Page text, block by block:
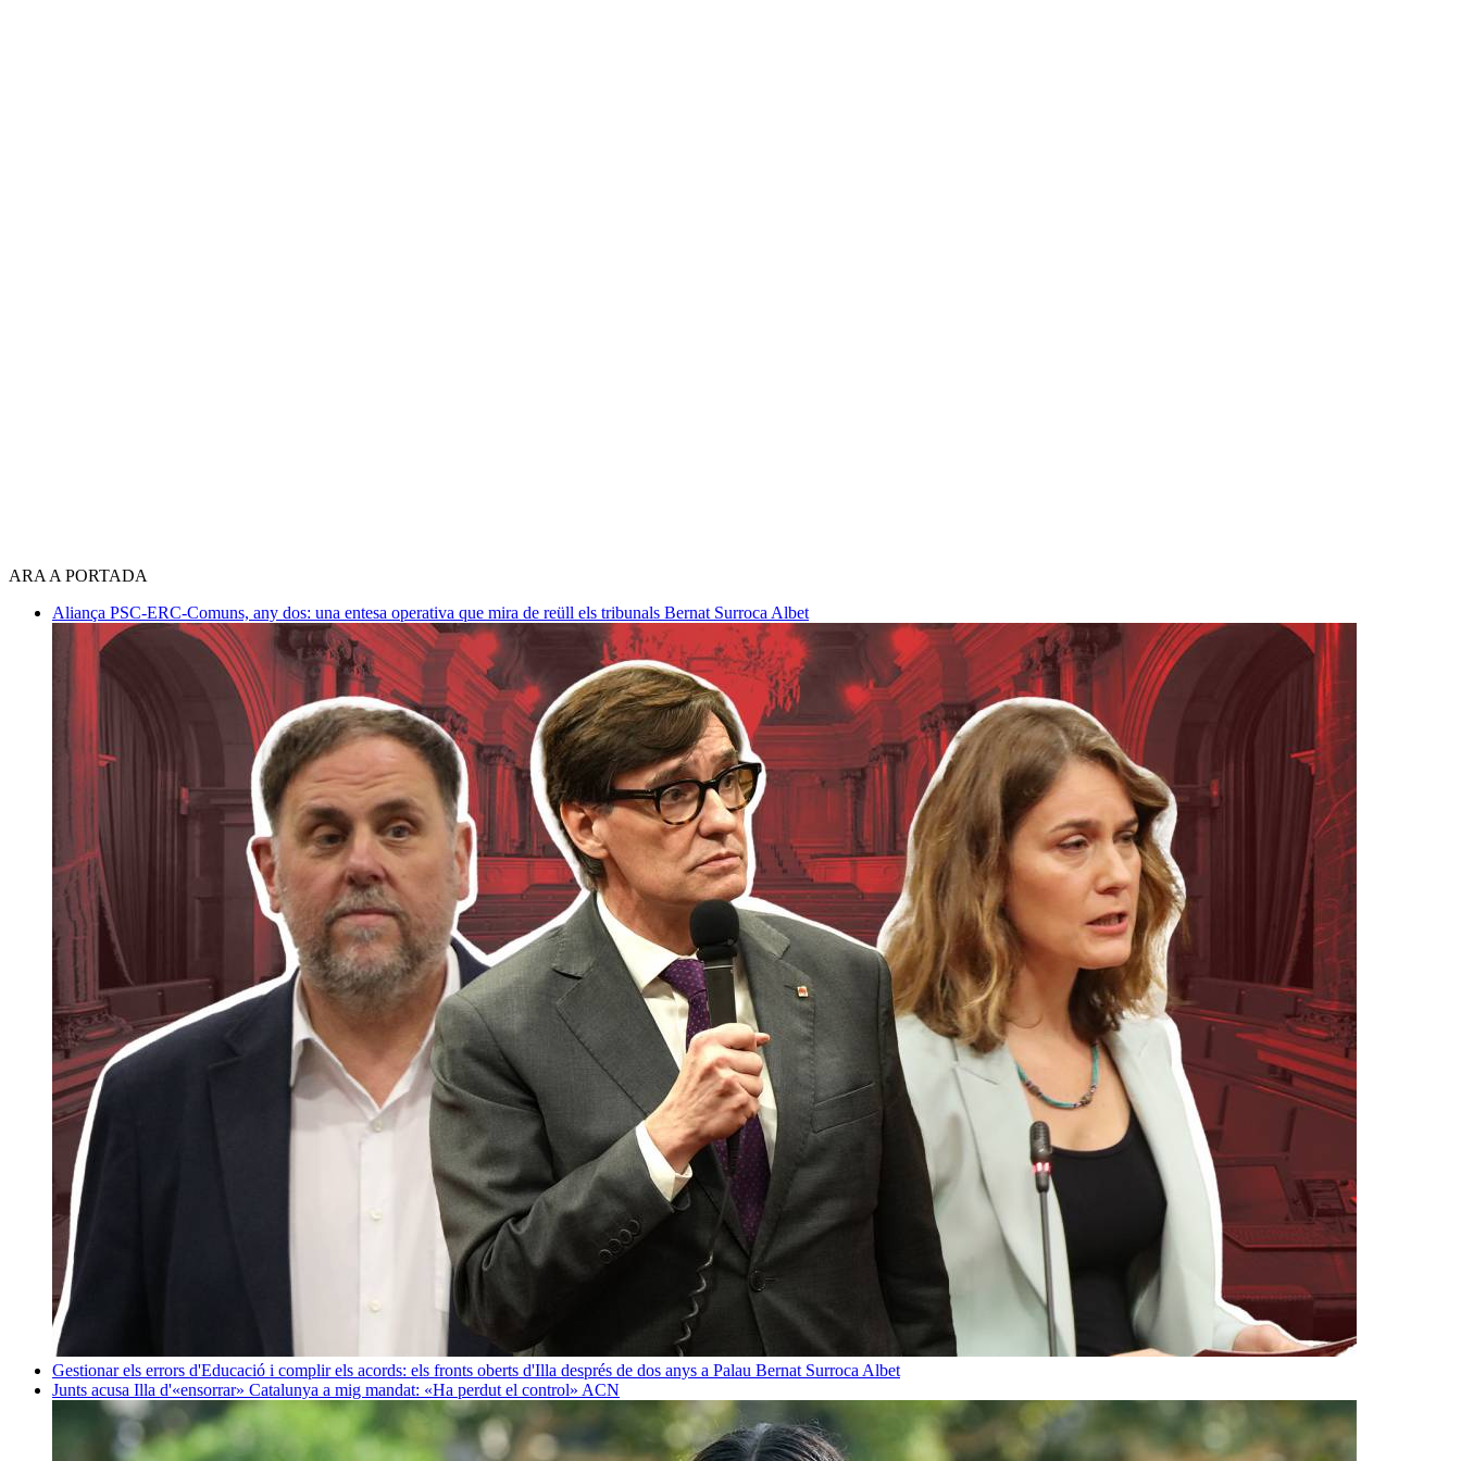
ARA A PORTADA
Aliança PSC-ERC-Comuns, any dos: una entesa operativa que mira de reüll els tribunals Bernat Surroca Albet
Gestionar els errors d'Educació i complir els acords: els fronts oberts d'Illa després de dos anys a Palau Bernat Surroca Albet
Junts acusa Illa d'«ensorrar» Catalunya a mig mandat: «Ha perdut el control» ACN